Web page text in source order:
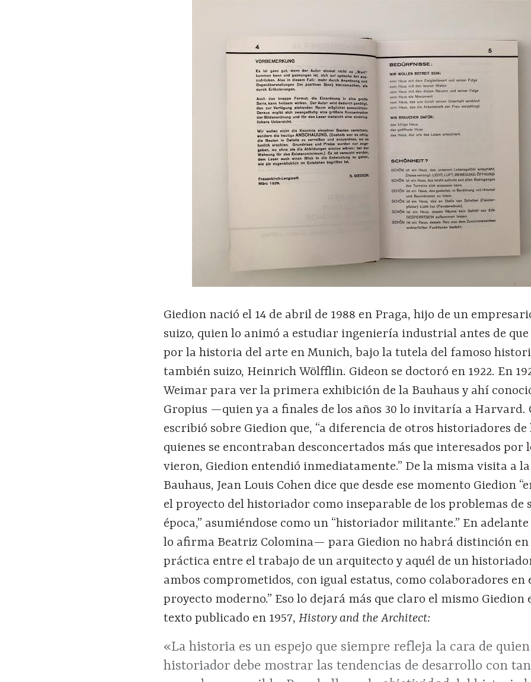
Giedion nació el 14 de abril de 1988 en Praga, hijo de un
suizo, quien lo animó a estudiar ingeniería industrial antes de
por la historia del arte en Munich, bajo la tutela del famoso
también suizo, Heinrich Wölfflin. Gideon se doctoró en 1922. En
Weimar para ver la primera exhibición de la Bauhaus y ahí
Gropius —quien ya a finales de los años 30 lo invitaría a Harvard.
escribió sobre Giedion que, “a diferencia de otros historiadores de
quienes se encontraban desconcertados más que interesados por
vieron, Giedion entendió inmediatamente.” De la misma visita a la
Bauhaus, Jean Louis Cohen dice que desde ese momento Giedion
el proyecto del historiador como inseparable de los problemas de
época,” asumiéndose como un “historiador militante.” En
lo afirma Beatriz Colomina— para Giedion no habrá distinción en
práctica entre el trabajo de un arquitecto y aquél de un
ambos comprometidos, con igual estatus, como colaboradores en
proyecto moderno.” Eso lo dejará más que claro el mismo Giedion
texto publicado en 1957,History and the Architect:
«La historia es un espejo que siempre refleja la cara de
historiador debe mostrar las tendencias de desarrollo con